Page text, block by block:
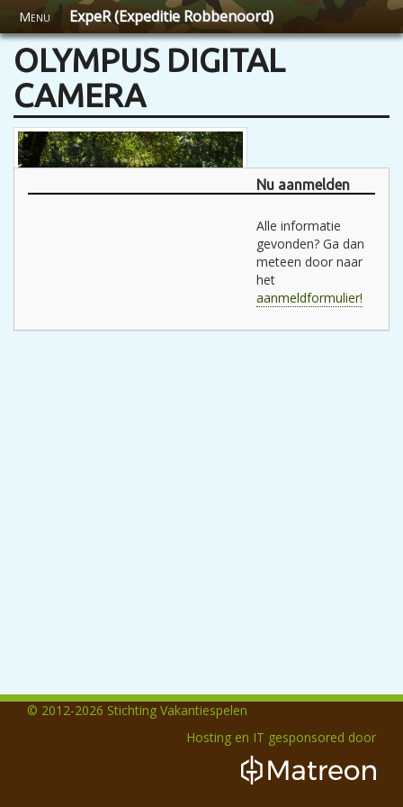
Menu ExpeR (Expeditie Robbenoord)
OLYMPUS DIGITAL
CAMERA
Nu aanmelden
Alle informatie
gevonden? Ga dan
meteen door naar
het
aanmeldformulier!
© 2012-2026 Stichting Vakantiespelen
Hosting en IT gesponsored door